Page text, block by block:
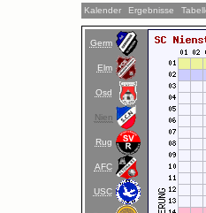
Kalender Ergebnisse
Germ
Elm
Osd
Nien
Rug
AFC
USC